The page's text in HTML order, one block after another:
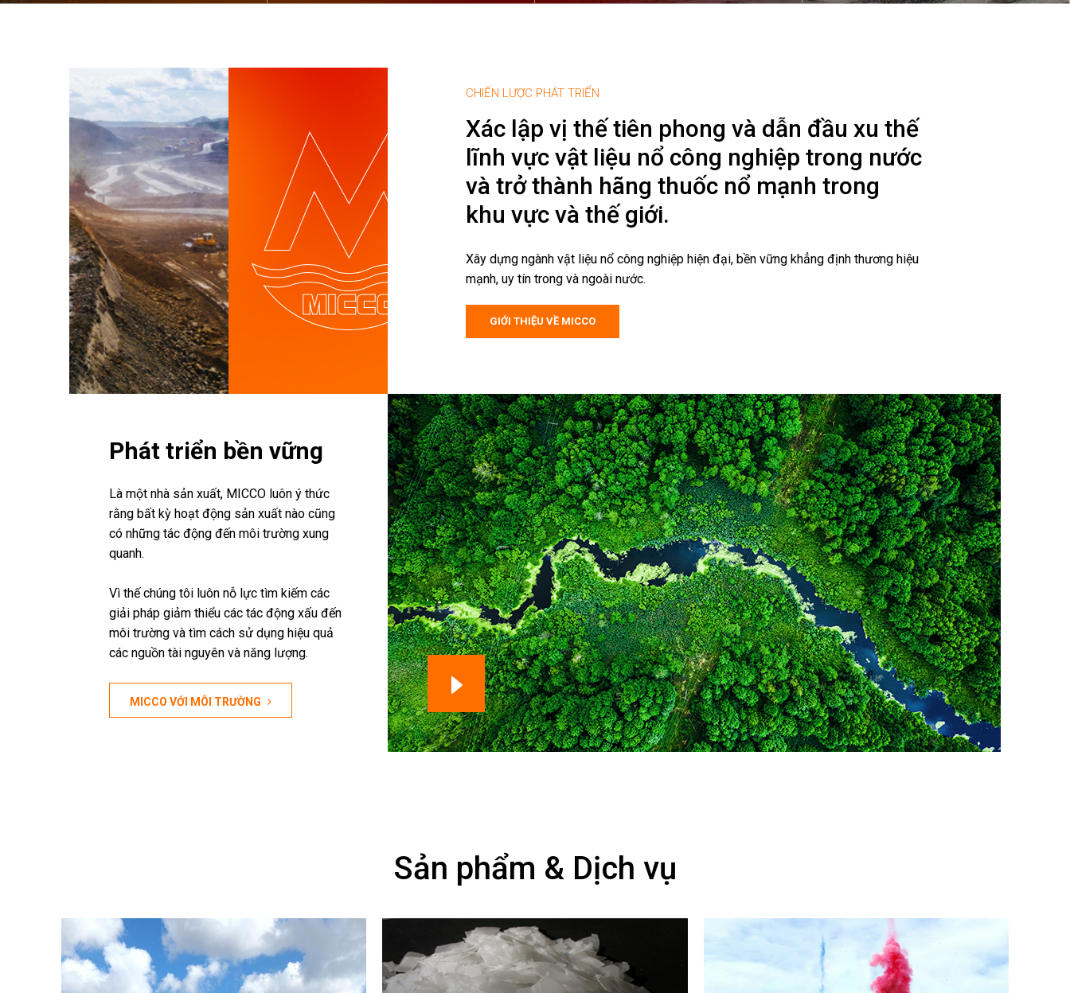
Nam (2/9/1945 - 2/9/2020)
CHIẾN LƯỢC PHÁT TRIỂN
Xác lập vị thế tiên phong và dẫn đầu xu thế
lĩnh vực vật liệu nổ công nghiệp trong nước
và trở thành hãng thuốc nổ mạnh trong
khu vực và thế giới.
Xây dựng ngành vật liệu nổ công nghiệp hiện đại, bền vững khẳng định thương hiệu
mạnh, uy tín trong và ngoài nước.
GIỚI THIỆU VỀ MICCO
Phát triển bền vững
Là một nhà sản xuất, MICCO luôn ý thức
rằng bất kỳ hoạt động sản xuất nào cũng
có những tác động đến môi trường xung
quanh.
Vì thế chúng tôi luôn nỗ lực tìm kiếm các
giải pháp giảm thiểu các tác động xấu đến
môi trường và tìm cách sử dụng hiệu quả
các nguồn tài nguyên và năng lượng.
MICCO VỚI MÔI TRƯỜNG
Sản phẩm & Dịch vụ